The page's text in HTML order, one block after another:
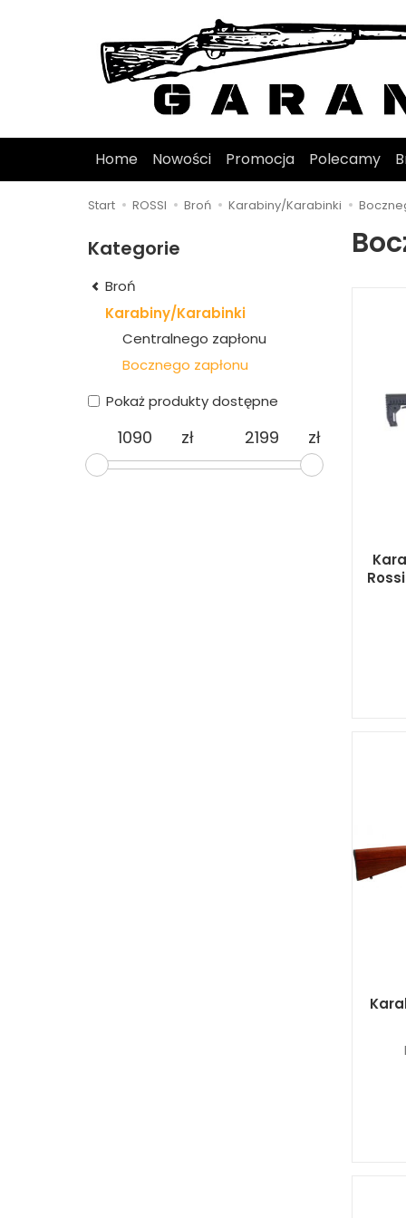
Home Nowości Promocja Polecamy
Start ROSSI Broń Karabiny/Karabinki
Kategorie
Broń
Karabiny/Karabinki
Centralnego zapłonu
Bocznego zapłonu
Pokaż produkty dostępne
zł zł